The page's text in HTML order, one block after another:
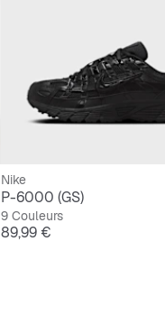
Nike
P-6000 (GS)
9 Couleurs
Prix
89,99 €